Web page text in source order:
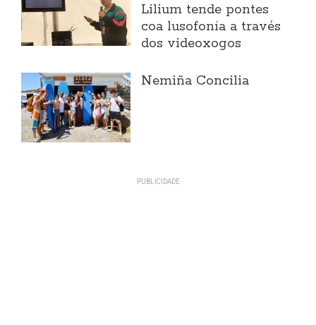
Lilium tende pontes
coa lusofonía a través
dos videoxogos
Nemiña Concilia